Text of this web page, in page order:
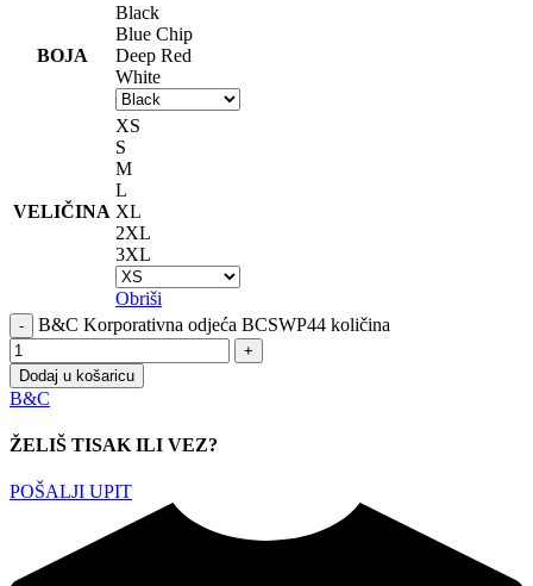
BOJA
Black
Blue Chip
Deep Red
White
VELIČINA
XS
S
M
L
XL
2XL
3XL
Obriši
B&C Korporativna odjeća BCSWP44 količina
Dodaj u košaricu
B&C
ŽELIŠ TISAK ILI VEZ?
POŠALJI UPIT